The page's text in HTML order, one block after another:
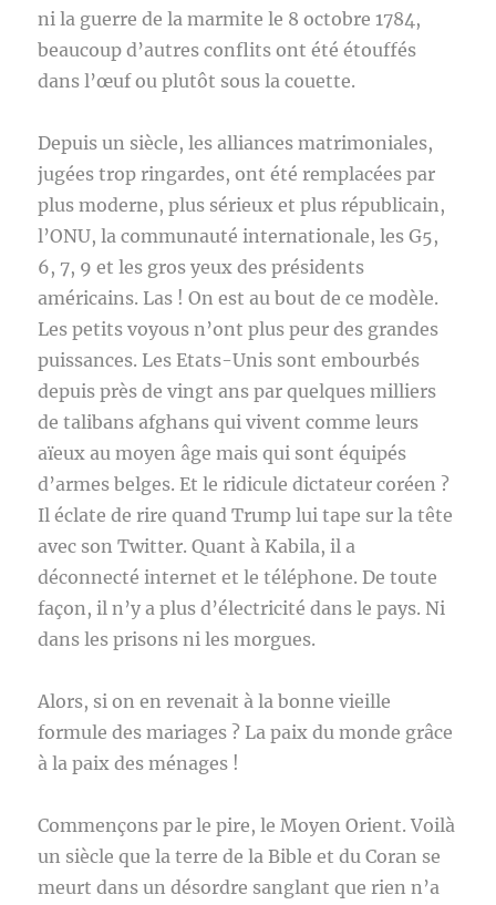
ni la guerre de la marmite le 8 octobre 1784,
beaucoup d’autres conflits ont été étouffés
dans l’œuf ou plutôt sous la couette.
Depuis un siècle, les alliances matrimoniales,
jugées trop ringardes, ont été remplacées par
plus moderne, plus sérieux et plus républicain,
l’ONU, la communauté internationale, les G5,
6, 7, 9 et les gros yeux des présidents
américains. Las ! On est au bout de ce modèle.
Les petits voyous n’ont plus peur des grandes
puissances. Les Etats-Unis sont embourbés
depuis près de vingt ans par quelques milliers
de talibans afghans qui vivent comme leurs
aïeux au moyen âge mais qui sont équipés
d’armes belges. Et le ridicule dictateur coréen ?
Il éclate de rire quand Trump lui tape sur la tête
avec son Twitter. Quant à Kabila, il a
déconnecté internet et le téléphone. De toute
façon, il n’y a plus d’électricité dans le pays. Ni
dans les prisons ni les morgues.
Alors, si on en revenait à la bonne vieille
formule des mariages ? La paix du monde grâce
à la paix des ménages !
Commençons par le pire, le Moyen Orient. Voilà
un siècle que la terre de la Bible et du Coran se
meurt dans un désordre sanglant que rien n’a